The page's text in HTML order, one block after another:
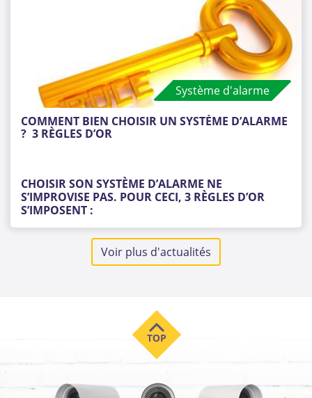
cependant plus pointue sur des exigences
transversales, communes à tous les produits, mais
aussi sur des exigences complémentaires par
catégorie de produits spécifiquement, pour
lesquelles un descriptif précis est établi.
COMMENT BIEN CHOISIR UN SYSTÈME D’ALARME
?  3 RÈGLES D’OR
CHOISIR SON SYSTÈME D’ALARME NE
S’IMPROVISE PAS. POUR CECI, 3 RÈGLES D’OR
S’IMPOSENT :
1. Informez-vous
2. Comparez les solutions
Vous trouverez ci-après quelques repères qui,
nous l’espérons, vous guideront dans votre choix.
Système d'alarme
Voir plus d'actualités